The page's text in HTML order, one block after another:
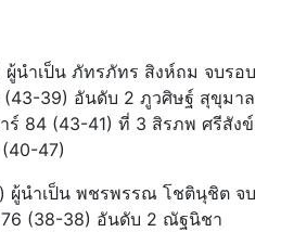
ผู้นำเป็น ภัทรภัทร สิงห์ถม จบรอบ
(43-39) อันดับ 2 ภูวศิษฐ์ สุขุมาล
ร์ 84 (43-41) ที่ 3 สิรภพ ศรีสังข์
47)
ผู้นำเป็น พชรพรรณ โชตินุชิต จบ
76 (38-38) อันดับ 2 ณัฐนิชา